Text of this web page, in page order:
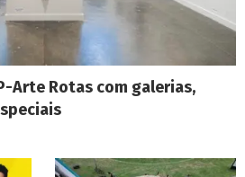
Arte Rotas com galerias,